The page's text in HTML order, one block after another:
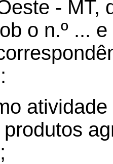
-
o n.º ...
: